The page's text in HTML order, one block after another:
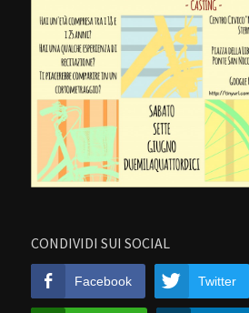
CONDIVIDI SUI SOCIAL
Facebook Twitter